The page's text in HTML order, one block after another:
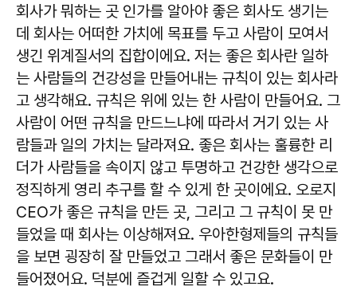
회사가 뭐하는 곳 인가를 알아야 좋은 회사도 생기는
데 회사는 어떠한 가치에 목표를 두고 사람이 모여서
생긴 위계질서의 집합이에요. 저는 좋은 회사란 일하
는 사람들의 건강성을 만들어내는 규칙이 있는 회사라
고 생각해요. 규칙은 위에 있는 한 사람이 만들어요. 그
사람이 어떤 규칙을 만드느냐에 따라서 거기 있는 사
람들과 일의 가치는 달라져요. 좋은 회사는 훌륭한 리
더가 사람들을 속이지 않고 투명하고 건강한 생각으로
정직하게 영리 추구를 할 수 있게 한 곳이에요. 오로지
CEO가 좋은 규칙을 만든 곳, 그리고 그 규칙이 못 만
들었을 때 회사는 이상해져요. 우아한형제들의 규칙들
을 보면 굉장히 잘 만들었고 그래서 좋은 문화들이 만
들어졌어요. 덕분에 즐겁게 일할 수 있고요.